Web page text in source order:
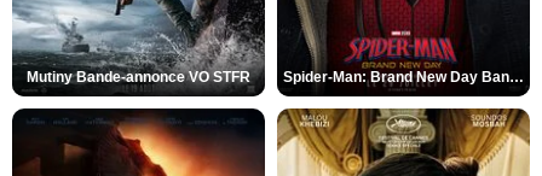
Mutiny Bande-annonce VO STFR Spider-Man: Brand New Day Bande-annonce VO STFR